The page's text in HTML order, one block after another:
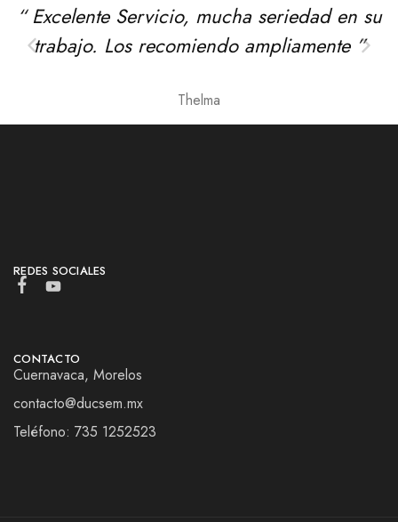
“ Excelente Servicio, mucha seriedad en su
trabajo. Los recomiendo ampliamente ”
Thelma
REDES SOCIALES
CONTACTO
Cuernavaca, Morelos
contacto@ducsem.mx
Teléfono: 735 1252523